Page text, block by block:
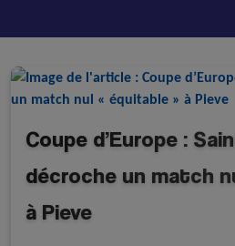
Coupe d’Europe :
décroche un match
à Pieve